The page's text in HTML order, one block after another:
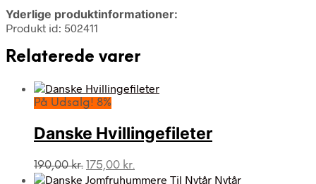
Yderlige produktinformationer:
Produkt id: 502411
Relaterede varer
På Udsalg! 8%
Danske Hvillingefileter
190,00kr. Den
oprindelige
175,00 kr.
aktuelle